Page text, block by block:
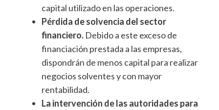
capital utilizado en las operaciones.
Pérdida de solvencia del sector
financiero. Debido a este exceso de
financiación prestada a las empresas,
dispondrán de menos capital para realizar
negocios solventes y con mayor
rentabilidad.
La intervención de las autoridades para